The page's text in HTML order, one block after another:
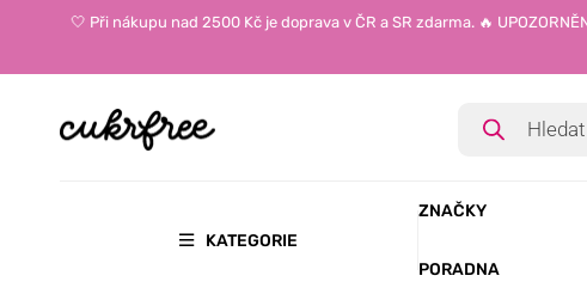
🤍 Při nákupu nad 2500 Kč je doprava v ČR a SR zdarma. 🔥
KATEGORIE
ZNAČKY
PORADNA